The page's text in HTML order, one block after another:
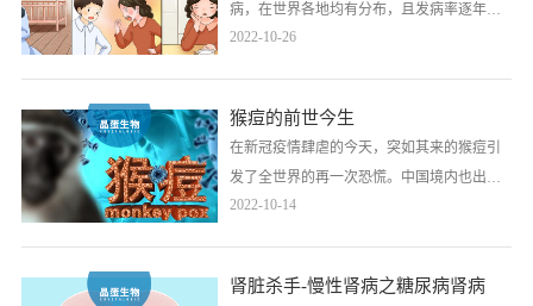
链协同赛道赛6场、重点行业专题赛5场、境
病，在世界各地均有分布，且发病率逐年上
升。据世卫组织2021年发布的最新报告显
2022-10-26
猴痘的前世今生
在新冠疫情肆虐的今天，突如其来的猴痘引
发了全世界的再一次恐慌。中国境内也出现
了猴痘病例。9月6日，香港发现首例猴痘输
注。目前还没有针对猴痘病毒感染的特效药
2022-10-14
肾脏杀手-慢性肾病之糖尿病肾病